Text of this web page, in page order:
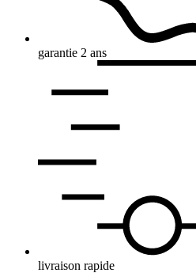
garantie 2 ans
livraison rapide